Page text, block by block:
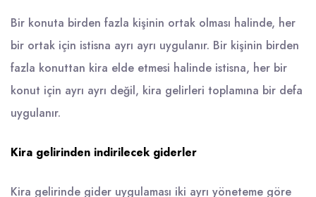
Bir konuta birden fazla kişinin ortak olması halinde, her
bir ortak için istisna ayrı ayrı uygulanır. Bir kişinin birden
fazla konuttan kira elde etmesi halinde istisna, her bir
konut için ayrı ayrı değil, kira gelirleri toplamına bir defa
uygulanır.
Kira gelirinden indirilecek giderler
Kira gelirinde gider uygulaması iki ayrı yöneteme göre